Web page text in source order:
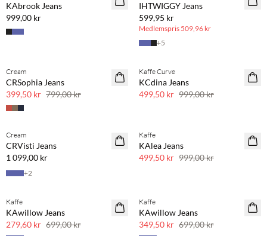
KAbrook Jeans
999,00 kr
IHTWIGGY Jeans
599,95 kr
Medlemspris 509,96 kr
+5
SAVE20
50 % rabatt
Cream
CRSophia Jeans
399,50 kr 799,00 kr
SAVE20
Kaffe Curve
KCdina Jeans
499,50 kr 999,00 kr
Cream
CRVisti Jeans
1 099,00 kr
+2
SAVE20
Kaffe
KAlea Jeans
499,50 kr 999,00 kr
SAVE20
Kaffe
KAwillow Jeans
279,60 kr 699,00 kr
SAVE20
Kaffe
KAwillow Jeans
349,50 kr 699,00 kr